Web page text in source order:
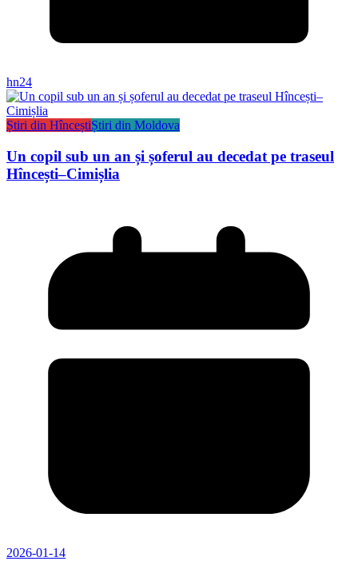
hn24
Știri din HînceștiȘtiri din Moldova
Un copil sub un an și șoferul au decedat pe traseul
Hîncești–Cimișlia
2026-01-14